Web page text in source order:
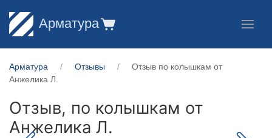
Арматура
Арматура Отзывы
Отзыв по колышкам от
Анжелика Л.
Отзыв, по колышкам от
Анжелика Л.